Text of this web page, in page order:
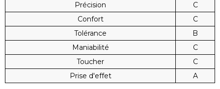
Précision
C
Confort
C
Tolérance
B
Maniabilité
C
Toucher
C
Prise d'effet
A